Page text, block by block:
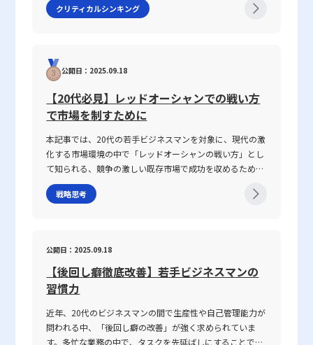
す。多くの場合、このような現象は一方的な問題ではな
く、双方の認識の不一致や話の抽象度が高すぎることから
わらないことが挙げられます。前提条件や目的が共有され
ていない場合、会話は容易に脱線し、誤解を生む原因とな
ります。さらに、個々の話し方の好みや知識量の違い、さ
らには一方の思考が整理されずに抽象的な言葉で表現され
る場合、双方の話の噛み合わなさは一層深刻になります。
話がかみ合わない現象は、単なるコミュニケーションのミ
スではなく、現代ビジネスにおける意思疎通の複雑さと密
接に関わっています。企業内の組織体制や情報共有の仕組
事で話が噛み合わない人との対処法を模索する上での鍵と
踏まえる必要があります。まず、会話の基本となる前提条
件を共有することが不可欠です。会議や打ち合わせの冒頭
で議論のゴールや目的、前提条件を再確認することで、話
の軸がぶれるのを防ぐことができます。具体的な対策とし
ては、以下の点が挙げられます。・まず、話の内容は具体
的に整理し、主語と述語を明確にすることが重要です。特
に急いでいる状況や複雑な問題を扱う場合、あいまいな表
は対外の取引先との関係構築にもおいて、この能力は不可
構成要素、日々の実践方法、注意すべきポイントまで、専
門性の高い視点で徹底解説します。また、ICTツールが急
在する現代において、コミュニケーション能力がどのよう
に成果に結び付くのか、その背景と実践的な鍛え方につい
ミュニケーション能力とは、単に情報を伝えるだけではな
く、相手の反応を予測し、意思疎通を円滑にするための高
度なスキルを指します。ビジネスにおいては、報連相やプ
レゼンテーション、会議、さらにはオンラインツールを介
した対話など、多岐にわたるシーンで求められます。この
く、個人の素質と経験が複雑に絡み合っています。「ビジ
は、論理的思考、傾聴力、発信力といった要素を統合し、
相手に正確かつ効果的なメッセージを伝えることで、相手
より、メール、チャット、ビデオ会議など多様なコミュニ
ケーション手法が登場しました。しかし、テキストや非対
クリティカルシンキング
公開日：2025.09.18
【20代必見】レッドオーシャンでの戦い方
で市場を制すために
本記事では、20代の若手ビジネスマンを対象に、現代の激
化する市場環境の中で「レッドオーシャンの戦い方」とし
て知られる、競争の激しい既存市場で成功を収めるための
戦略や心得について、最新の事例とともに解説します。グ
ローバル化が進み、テクノロジーの急速な発展や市場環境
注意点を体系的に整理しました。 レッドオーシャンとは
「レッドオーシャン」とは、既存市場における熾烈な競争
環境を表す比喩表現です。この概念は、2005年にW・チャ
ー・オーシャン戦略』にて取り上げられ、赤く血に染まっ
た海をイメージすることで、限られた需要を巡って多数の
戦略思考
公開日：2025.09.18
【後回し癖徹底改善】若手ビジネスマンの
習慣力
近年、20代のビジネスマンの間で生産性や自己管理能力が
問われる中、「後回し癖の改善」が強く求められていま
す。多忙な業務の中で、タスクを先延ばしにすることで生